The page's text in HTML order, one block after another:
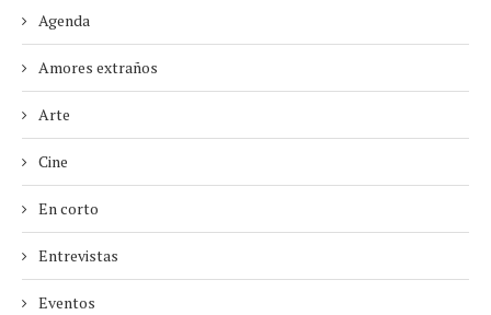
Agenda
Amores extraños
Arte
Cine
En corto
Entrevistas
Eventos